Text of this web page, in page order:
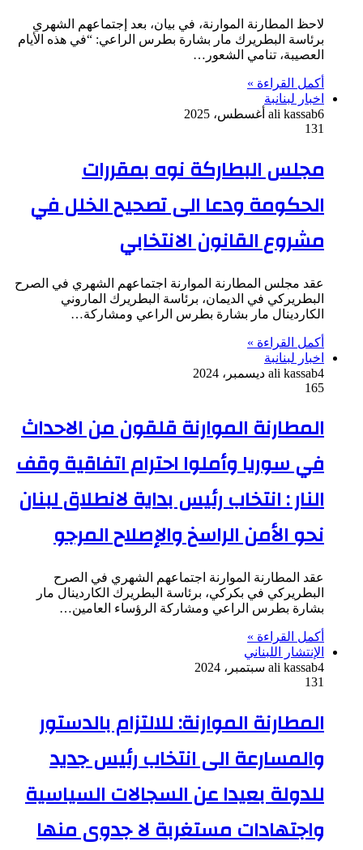
لاحظ المطارنة الموارنة، في بيان، بعد إجتماعهم الشهري
برئاسة البطريرك مار بشارة بطرس الراعي: “في هذه الأيام
العصيبة، تنامي الشعور…
أكمل القراءة »
اخبار لبنانبة
ali kassab6 أغسطس، 2025
131
مجلس البطاركة نوه بمقررات
الحكومة ودعا الى تصحيح الخلل في
مشروع القانون الانتخابي
عقد مجلس المطارنة الموارنة اجتماعهم الشهري في الصرح
البطريركي في الديمان، برئاسة البطريرك الماروني
الكاردينال مار بشارة بطرس الراعي ومشاركة…
أكمل القراءة »
اخبار لبنانبة
ali kassab4 ديسمبر، 2024
165
المطارنة الموارنة قلقون من الاحداث
في سوريا وأملوا احترام اتفاقية وقف
النار : انتخاب رئيس بداية لانطلاق لبنان
نحو الأمن الراسخ والإصلاح المرجو
عقد المطارنة الموارنة اجتماعهم الشهري في الصرح
البطريركي في بكركي، برئاسة البطريرك الكاردينال مار
بشارة بطرس الراعي ومشاركة الرؤساء العامين…
أكمل القراءة »
الإنتشار اللبناني
ali kassab4 سبتمبر، 2024
131
المطارنة الموارنة: للالتزام بالدستور
والمسارعة الى انتخاب رئيس جديد
للدولة بعيدا عن السجالات السياسية
واجتهادات مستغربة لا جدوى منها